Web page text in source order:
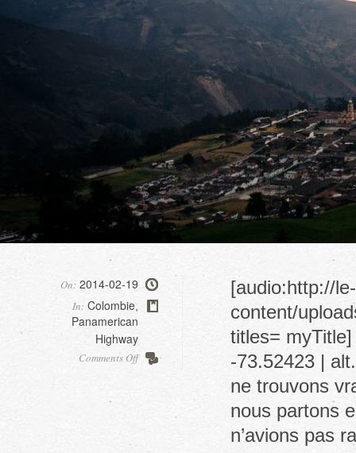
On: 2014-02-19
In: Colombie
Panamerican
Highway
Comments Offon
[audio:http://
content/
titles=
-73.52423 |
ne trouvons
nous partons
n’avions pas